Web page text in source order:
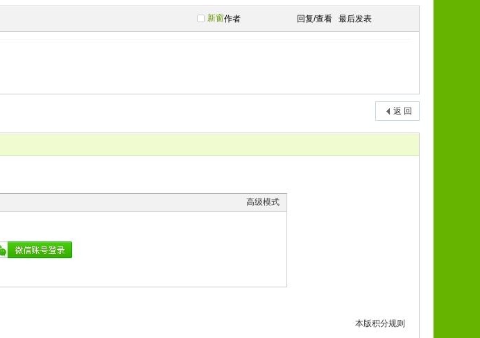
新窗作者 回复/查看 最后发表
返 回
高级模式
本版积分规则